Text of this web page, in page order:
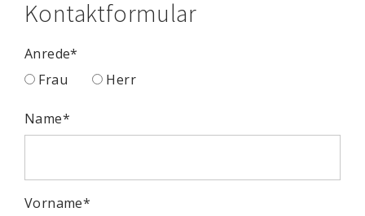
Kontaktformular
Anrede*
Frau
Herr
Name*
Vorname*